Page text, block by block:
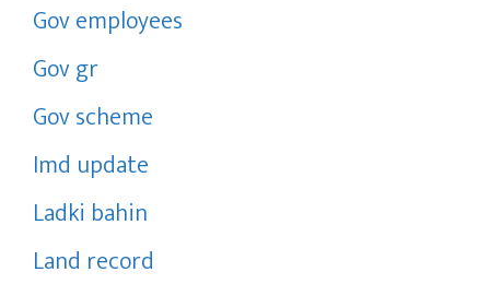
Gov employees
Gov gr
Gov scheme
Imd update
Ladki bahin
Land record